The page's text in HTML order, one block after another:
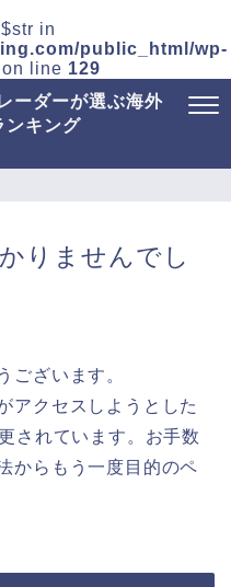
in
public_html/wp-
on line 129
ーダーが選ぶ海外
ンキング
りませんでし
ございます。
アクセスしようとした
されています。お手数
からもう一度目的のペ